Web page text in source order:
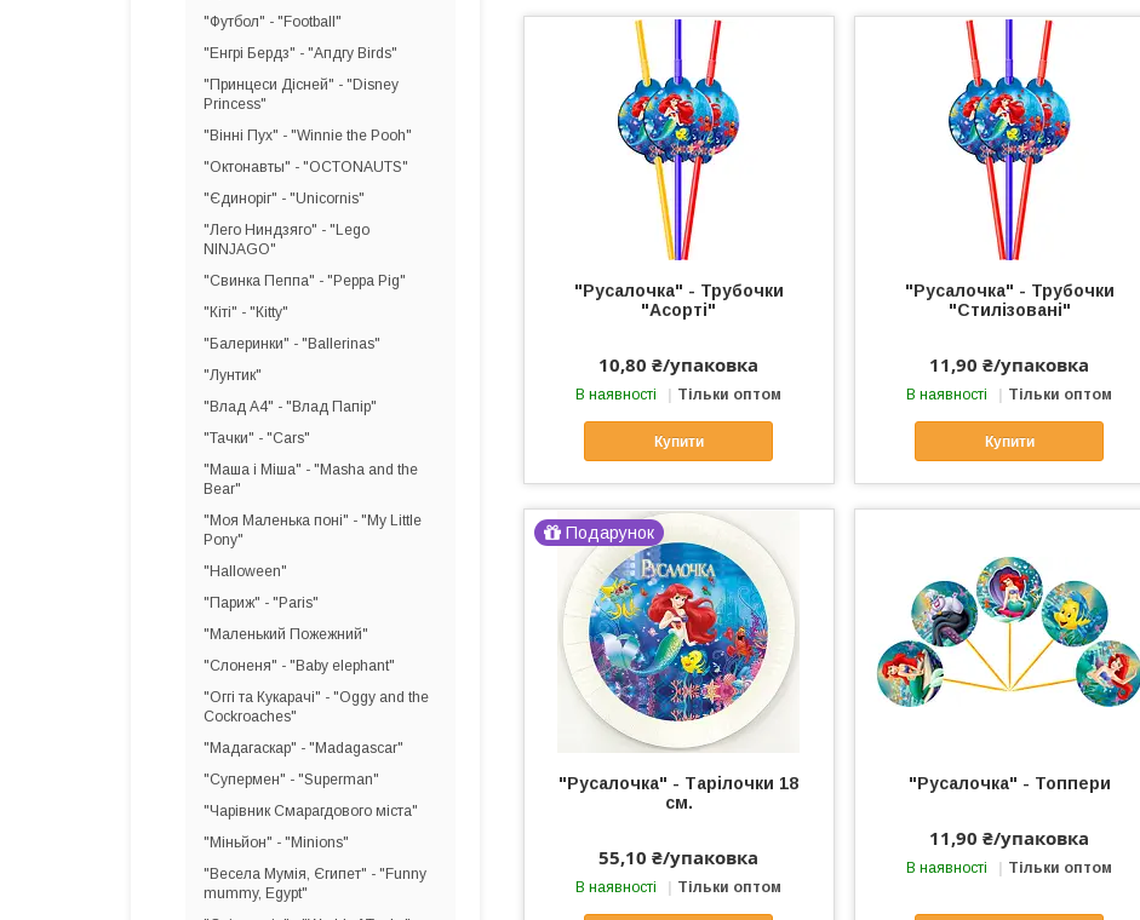
"Русалочка" - Трубочки
"Асорті"
10,80 ₴/упаковка
В наявності Тільки оптом
Купити
"Русалочка" - Трубочки
"Стилізовані"
11,90 ₴/упаковка
В наявності Тільки оптом
Купити
Подарунок
"Русалочка" - Тарілочки 18
см.
55,10 ₴/упаковка
В наявності Тільки оптом
"Русалочка" - Топпери
11,90 ₴/упаковка
В наявності Тільки оптом
"Футбол" - "Football"
"Енгрі Бердз" - "Апдгу Birds"
"Принцеси Дісней" - "Disney
Princess"
"Вінні Пух" - "Winnie the Pooh"
"Октонавты" - "OCTONAUTS"
"Єдиноріг" - "Unicornis"
"Лего Ниндзяго" - "Lego
NINJAGO"
"Свинка Пеппа" - "Peppa Pig"
"Кіті" - "Кitty"
"Балеринки" - "Ballerinas"
"Лунтик"
"Влад А4" - "Влад Папір"
"Тачки" - "Cars"
"Маша і Міша" - "Masha and the
Bear"
"Моя Маленька поні" - "My Little
Pony"
"Halloween"
"Париж" - "Paris"
"Маленький Пожежний"
"Слоненя" - "Baby elephant"
"Оггі та Кукарачі" - "Oggy and the
Cockroaches"
"Мадагаскар" - "Madagascar"
"Супермен" - "Superman"
"Чарівник Смарагдового міста"
"Міньйон" - "Minions"
"Весела Мумія, Єгипет" - "Funny
mummy, Egypt"